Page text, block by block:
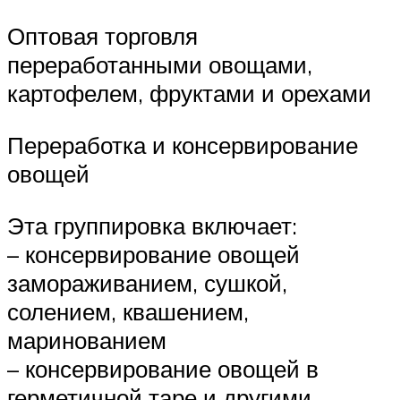
Оптовая торговля
переработанными овощами,
картофелем, фруктами и орехами
Переработка и консервирование
овощей
Эта группировка включает:
– консервирование овощей
замораживанием, сушкой,
солением, квашением,
маринованием
– консервирование овощей в